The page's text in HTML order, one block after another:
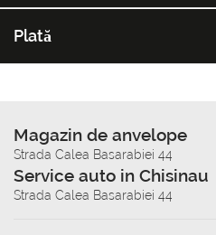
Plată
Magazin de anvelope
Strada Calea Basarabiei 44
Service auto in Chisinau
Strada Calea Basarabiei 44